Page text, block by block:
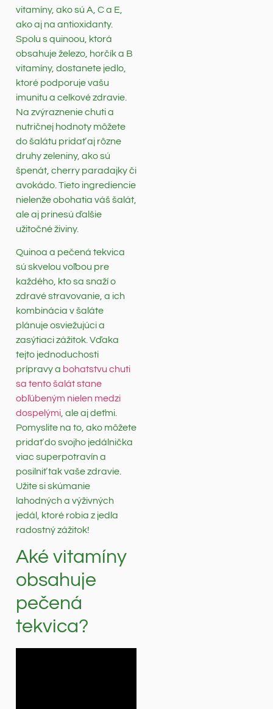
vitamíny, ako sú A, C a E,
ako aj na antioxidanty.
Spolu s quinoou, ktorá
obsahuje železo, horčík a B
vitamíny, dostanete jedlo,
ktoré podporuje vašu
imunitu a celkové zdravie.
Na zvýraznenie chuti a
nutričnej hodnoty môžete
do šalátu pridať aj rôzne
druhy zeleniny, ako sú
špenát, cherry paradajky či
avokádo. Tieto ingrediencie
nielenže obohatia váš šalát,
ale aj prinesú ďalšie
užitočné živiny.
Quinoa a pečená tekvica
sú skvelou voľbou pre
každého, kto sa snaží o
zdravé stravovanie, a ich
kombinácia v šaláte
plánuje osviežujúci a
zasýtiaci zážitok. Vďaka
tejto jednoduchosti
prípravy a bohatstvu chuti
sa tento šalát stane
obľúbeným nielen medzi
dospelými , ale aj deťmi.
Pomyslite na to, ako môžete
pridať do svojho jedálnička
viac superpotravín a
posilniť tak vaše zdravie.
Užite si skúmanie
lahodných a výživných
jedál, ktoré robia z jedla
radostný zážitok!
Aké vitamíny
obsahuje
pečená
tekvica?